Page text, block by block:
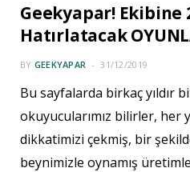
Geekyapar! Ekibine
Hatırlatacak
BY GEEKYAPAR 31/12/2019
Bu sayfalarda birkaç yıldır
okuyucularımız bilirler, her
dikkatimizi çekmiş, bir
beynimizle oynamış